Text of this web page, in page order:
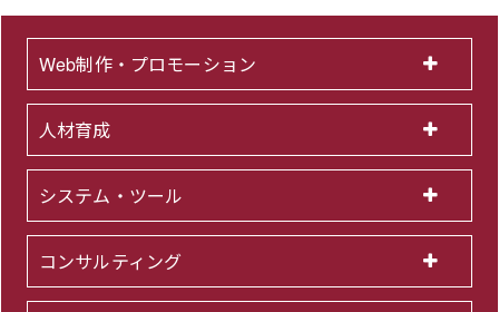
Web制作・プロモーション
人材育成
システム・ツール
コンサルティング